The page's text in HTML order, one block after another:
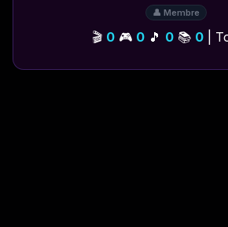
👤 Membre
🎬 0🎮 0🎵 0📚 0|